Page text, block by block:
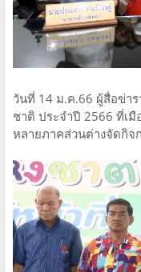
วันที่ 14 ม.ค.66 ผู้สื่อข่า
ชาติ ประจำปี 2566 ที่เ
หลายภาคส่วนต่างจัดกิจ